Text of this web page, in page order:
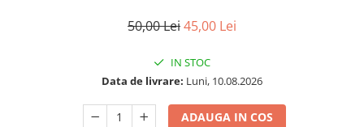
50,00 Lei45,00 Lei
IN STOC
Data de livrare: Luni, 10.08.2026
ADAUGA IN COS